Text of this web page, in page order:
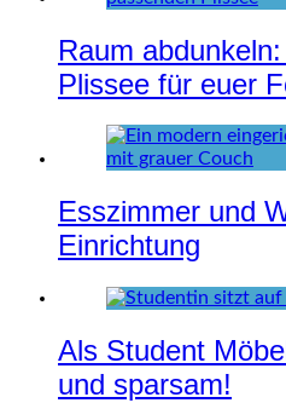
Raum
Plissee für euer
Esszimmer und
Einrichtung
Als Student
und sparsam!